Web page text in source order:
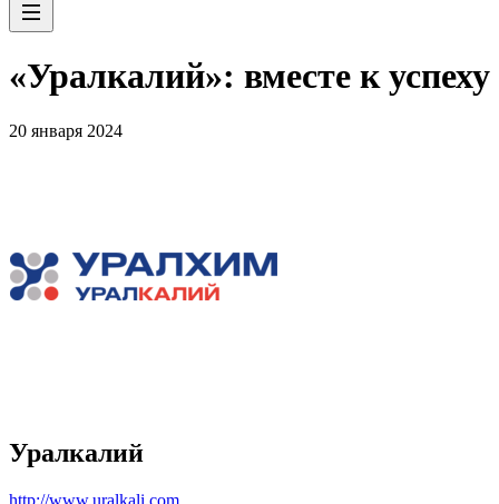
«Уралкалий»: вместе к успеху
20 января 2024
Уралкалий
http://www.uralkali.com